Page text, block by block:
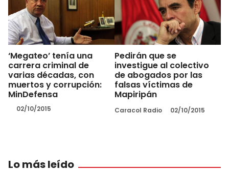
‘Megateo’ tenía una
carrera criminal de
varias décadas, con
muertos y corrupción:
MinDefensa
02/10/2015
Pedirán que se
investigue al colectivo
de abogados por las
falsas víctimas de
Mapiripán
Caracol Radio 02/10/2015
Lo más leído